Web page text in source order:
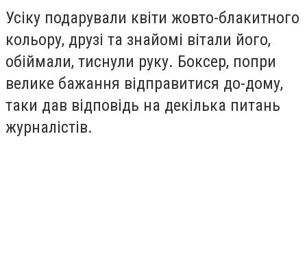
Усіку подарували квіти жовто-блакитного
кольору, друзі та знайомі вітали його,
обіймали, тиснули руку. Боксер, попри
велике бажання відправитися до-дому,
таки дав відповідь на декілька питань
журналістів.